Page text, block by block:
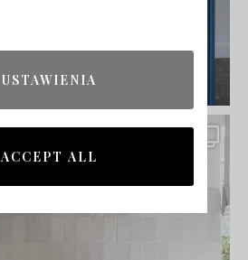
USTAWIENIA
ACCEPT ALL